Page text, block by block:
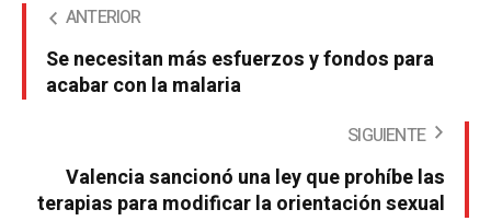
ANTERIOR
Se necesitan más esfuerzos y fondos para
acabar con la malaria
SIGUIENTE
Valencia sancionó una ley que prohíbe las
terapias para modificar la orientación sexual